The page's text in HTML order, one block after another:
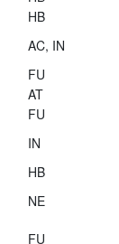
HB
AC, IN
FU
AT
FU
IN
HB
NE
FU